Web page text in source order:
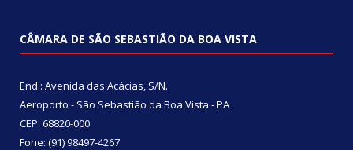
CÂMARA DE SÃO SEBASTIÃO DA BOA VISTA
End.: Avenida das Acácias, S/N.
Aeroporto - São Sebastião da Boa Vista - PA
CEP: 68820-000
Fone: (91) 98497-4267